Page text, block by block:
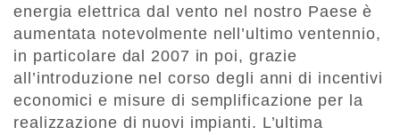
energia elettrica dal vento nel nostro Paese è
aumentata notevolmente nell’ultimo ventennio,
in particolare dal 2007 in poi, grazie
all’introduzione nel corso degli anni di incentivi
economici e misure di semplificazione per la
realizzazione di nuovi impianti. L’ultima